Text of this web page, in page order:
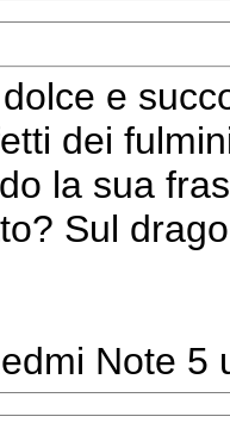
e
dei
la sua
Sul
Note 5